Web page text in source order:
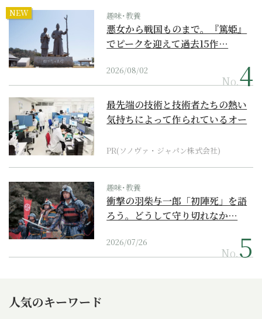
NEW 趣味･教養
悪女から戦国ものまで。『篤姫』
でピークを迎えて過去15作…
2026/08/02
No.
最先端の技術と技術者たちの熱い
気持ちによって作られているオー
PR(ソノヴァ・ジャパン株式会社)
趣味･教養
衝撃の羽柴与一郎「初陣死」を語
ろう。どうして守り切れなか…
2026/07/26
No.
人気のキーワード